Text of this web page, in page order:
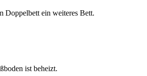
Doppelbett ein weiteres Bett.
ist beheizt.